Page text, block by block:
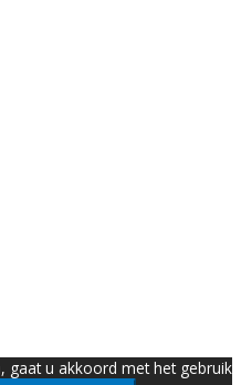
gaat u akkoord met het gebruik